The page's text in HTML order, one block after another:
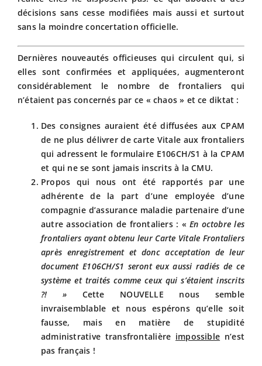
décisions sans cesse modifiées mais aussi et surtout
sans la moindre concertation officielle.
Dernières nouveautés officieuses qui circulent qui, si
elles sont confirmées et appliquées, augmenteront
considérablement le nombre de frontaliers qui
n’étaient pas concernés par ce « chaos » et ce diktat :
Des consignes auraient été diffusées aux CPAM
de ne plus délivrer de carte Vitale aux frontaliers
qui adressent le formulaire E106CH/S1 à la CPAM
et qui ne se sont jamais inscrits à la CMU.
Propos qui nous ont été rapportés par une
adhérente de la part d’une employée d’une
compagnie d’assurance maladie partenaire d’une
autre association de frontaliers : « En octobre les
frontaliers ayant obtenu leur Carte Vitale Frontaliers
après enregistrement et donc acceptation de leur
document E106CH/S1 seront eux aussi radiés de ce
système et traités comme ceux qui s’étaient inscrits
?! » Cette NOUVELLE nous semble
invraisemblable et nous espérons qu’elle soit
fausse, mais en matière de stupidité
administrative transfrontalière impossible n’est
pas français !